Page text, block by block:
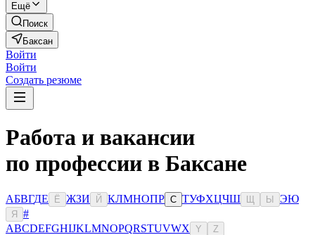
Ещё
Поиск
Баксан
Войти
Войти
Создать резюме
Работа и вакансии
по профессии в Баксане
АБВГДЕ Ё ЖЗИ Й КЛМНОПР С ТУФХЦЧШ Ы ЭЮ
Я
#
ABCDEFGHIJKLMNOPQRSTUVWX Y Z